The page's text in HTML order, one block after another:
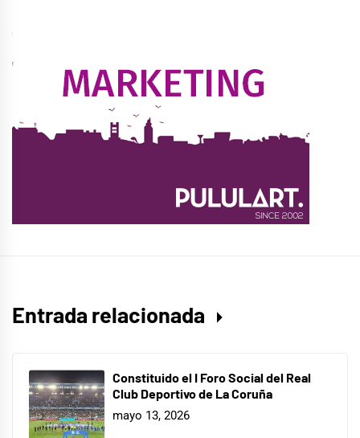
Entrada relacionada
Constituido el I Foro Social del Real
Club Deportivo de La Coruña
mayo 13, 2026